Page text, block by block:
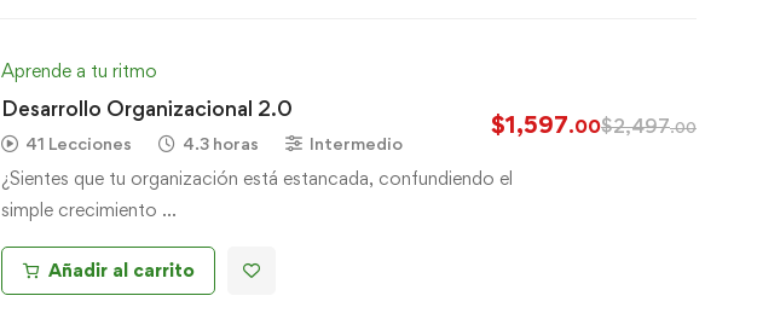
Aprende a tu ritmo
Desarrollo Organizacional 2.0
41 Lecciones 4.3 horas Intermedio
¿Sientes que tu organización está estancada, confundiendo el
simple crecimiento …
$1,597.00$2,497.00
Añadir al carrito